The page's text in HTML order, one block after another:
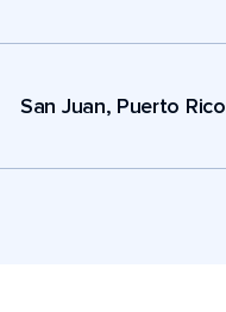
San Juan, Puerto Rico